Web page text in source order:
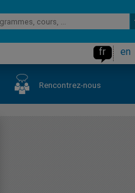
fr en
Rencontrez-nous